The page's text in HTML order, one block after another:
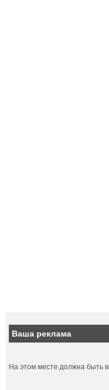
Ваша реклама
На этом месте должна быть